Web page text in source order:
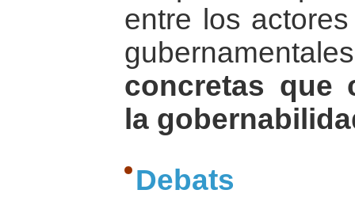
entre los
concretas que
la
Debats